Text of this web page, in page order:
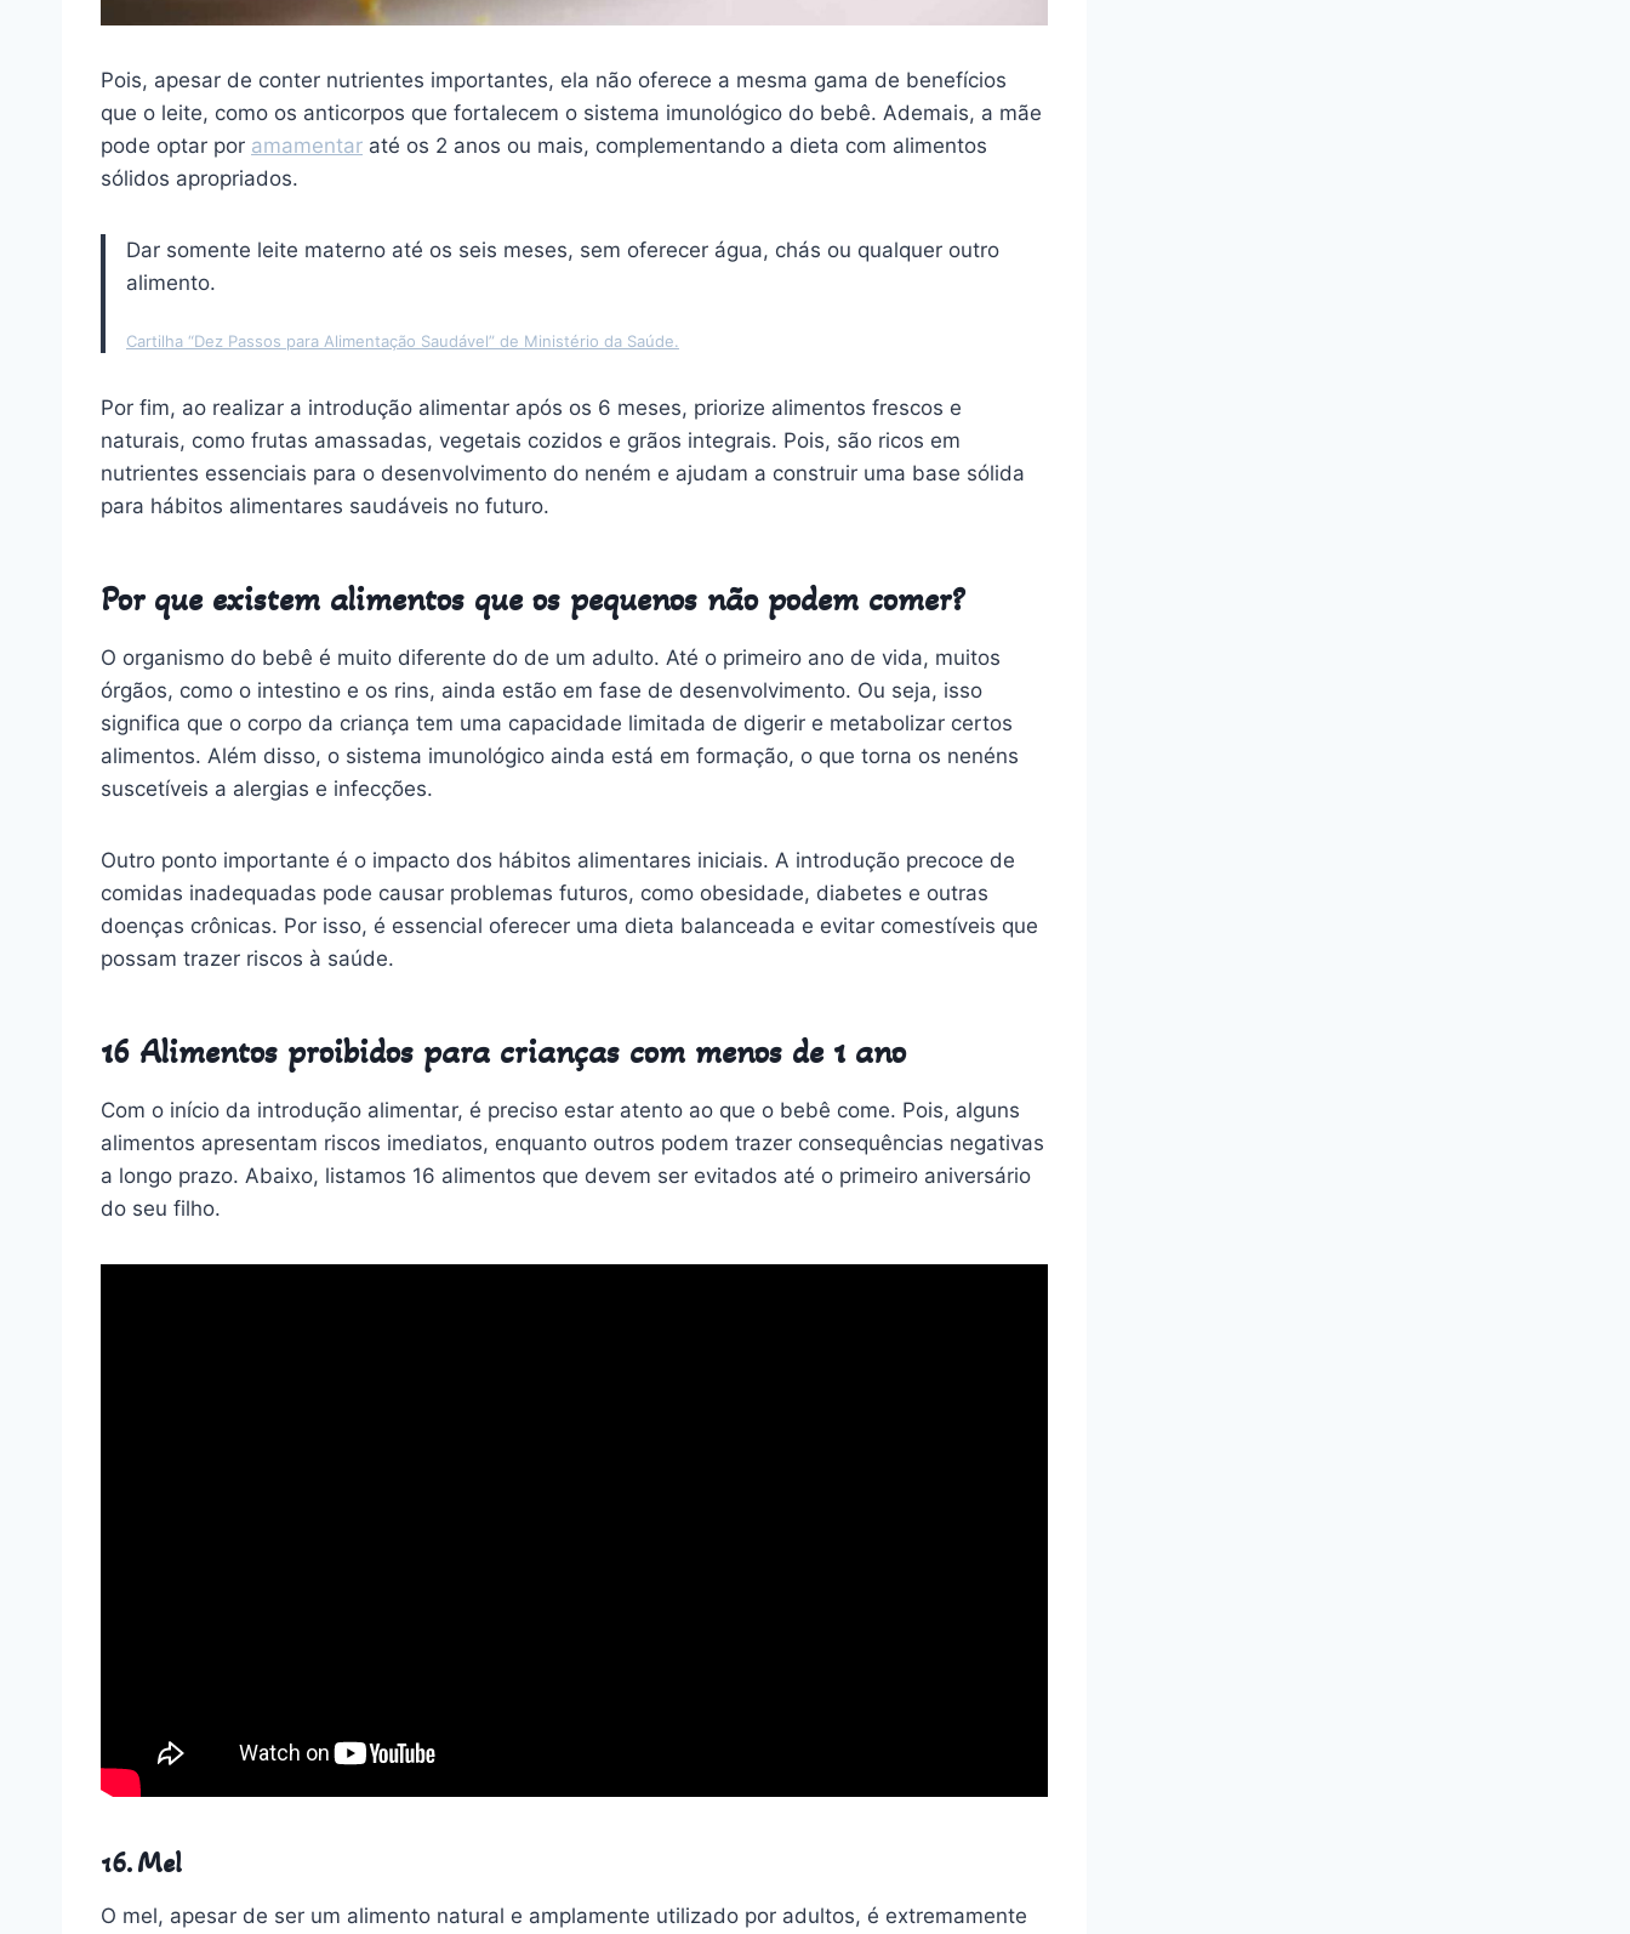
Pois, apesar de conter nutrientes importantes, ela não oferece a mesma gama de benefícios
que o leite, como os anticorpos que fortalecem o sistema imunológico do bebê. Ademais, a mãe
pode optar por amamentar até os 2 anos ou mais, complementando a dieta com alimentos
sólidos apropriados.
Dar somente leite materno até os seis meses, sem oferecer água, chás ou qualquer outro
alimento.
Cartilha “Dez Passos para Alimentação Saudável” de Ministério da Saúde.
Por fim, ao realizar a introdução alimentar após os 6 meses, priorize alimentos frescos e
naturais, como frutas amassadas, vegetais cozidos e grãos integrais. Pois, são ricos em
nutrientes essenciais para o desenvolvimento do neném e ajudam a construir uma base sólida
para hábitos alimentares saudáveis no futuro.
Por que existem alimentos que os pequenos não podem comer?
O organismo do bebê é muito diferente do de um adulto. Até o primeiro ano de vida, muitos
órgãos, como o intestino e os rins, ainda estão em fase de desenvolvimento. Ou seja, isso
significa que o corpo da criança tem uma capacidade limitada de digerir e metabolizar certos
alimentos. Além disso, o sistema imunológico ainda está em formação, o que torna os nenéns
suscetíveis a alergias e infecções.
Outro ponto importante é o impacto dos hábitos alimentares iniciais. A introdução precoce de
comidas inadequadas pode causar problemas futuros, como obesidade, diabetes e outras
doenças crônicas. Por isso, é essencial oferecer uma dieta balanceada e evitar comestíveis que
possam trazer riscos à saúde.
16 Alimentos proibidos para crianças com menos de 1 ano
Com o início da introdução alimentar, é preciso estar atento ao que o bebê come. Pois, alguns
alimentos apresentam riscos imediatos, enquanto outros podem trazer consequências negativas
a longo prazo. Abaixo, listamos 16 alimentos que devem ser evitados até o primeiro aniversário
do seu filho.
16. Mel
O mel, apesar de ser um alimento natural e amplamente utilizado por adultos, é extremamente